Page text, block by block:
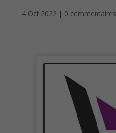
4 Oct 2022| 0 commentaires